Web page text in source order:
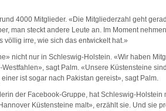
4000 Mitglieder. «Die Mitgliederzahl geht
man steckt andere Leute an. Im Moment
völlig irre, wie sich das entwickelt hat.»
nicht nur in Schleswig-Holstein. «Wir haben
sagt Palm. «Unsere Küstensteine
ist sogar nach Pakistan gereist», sagt Palm.
der Facebook-Gruppe, hat Schleswig-Holstein
Küstensteine malt», erzählt sie. Und sie